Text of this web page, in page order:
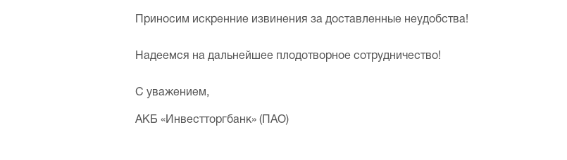
Приносим искренние извинения за доставленные неудобства!
Надеемся на дальнейшее плодотворное сотрудничество!
С уважением,
АКБ «Инвестторгбанк» (ПАО)